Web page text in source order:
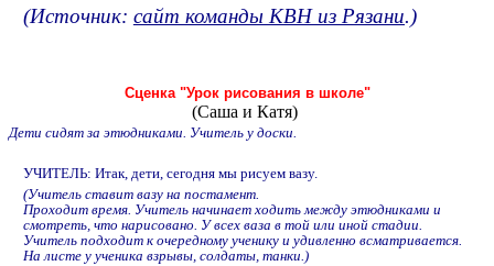
(Источник: сайт команды КВН из Рязани.)
Сценка "Урок рисования в школе"
(Саша и Катя)
Дети сидят за этюдниками. Учитель у доски.
УЧИТЕЛЬ: Итак, дети, сегодня мы рисуем вазу.
(Учитель ставит вазу на постамент.
Проходит время. Учитель начинает ходить между этюдниками и
смотреть, что нарисовано. У всех ваза в той или иной стадии.
Учитель подходит к очередному ученику и удивленно всматривается.
На листе у ученика взрывы, солдаты, танки.)